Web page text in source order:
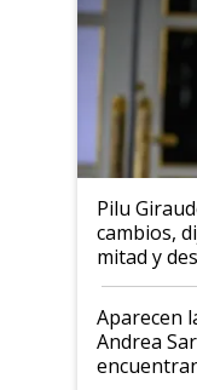
Pilu
cambios,
mitad y
ser "para
mandato
nacional"
Aparecen
Andrea